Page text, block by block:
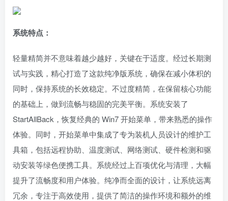
系统特点：
轻量精简并不意味着越少越好，关键在于适度。经过长期测
试与实践，精心打造了这款纯净版系统，确保在减小体积的
同时，保持系统的长效稳定。不过度精简，在保留核心功能
的基础上，做到流畅与稳固的完美平衡。系统安装了
StartAllBack，恢复经典的 Win7 开始菜单，带来熟悉的操作
体验。同时，开始菜单中集成了专为装机人员设计的维护工
具箱，包括远程协助、温度测试、网络测试、硬件检测和驱
动安装等绿色便携工具。系统经过上百项优化与清理，大幅
提升了流畅度和用户体验。纯净而全面的设计，让系统远离
冗余，专注于高效使用，提供了简洁的操作环境和额外的维